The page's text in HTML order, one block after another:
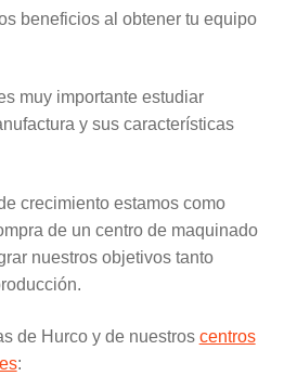
beneficios al obtener tu equipo
muy importante estudiar
y sus características
crecimiento estamos como
de un centro de maquinado
nuestros objetivos tanto
de Hurco y de nuestros centros
: